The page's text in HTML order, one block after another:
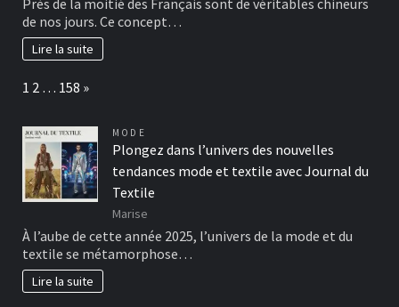
Près de la moitié des Français sont de véritables chineurs
de nos jours. Ce concept…
Lire la suite
Page:
1 2 … 158 Next
»
MODE
Plongez dans l’univers des nouvelles
tendances mode et textile avec Journal du
Textile
Marise
À l’aube de cette année 2025, l’univers de la mode et du
textile se métamorphose…
Lire la suite